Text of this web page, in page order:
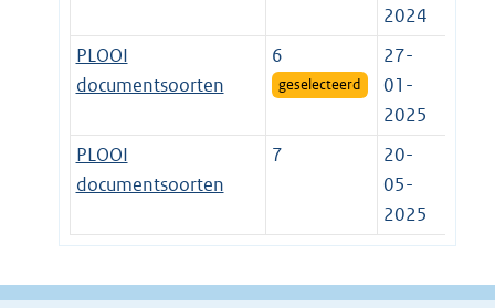
2024
PLOOI
documentsoorten
6
geselecteerd
27-
01-
2025
PLOOI
documentsoorten
7
20-
05-
2025